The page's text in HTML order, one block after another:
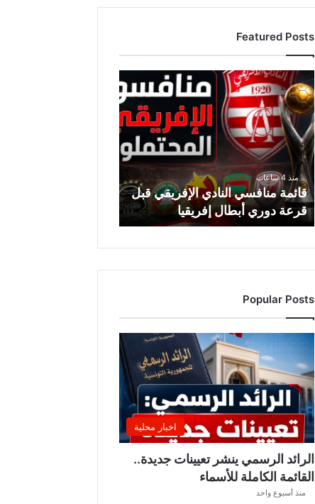
Featured Posts
ق
ا
ئ
م
ة
م
ن
ا
ف
س
ي
ن
د
ي
ا
ف
ر
ي
ق
ي
ب
ل
منذ 4 ساعات
قائمة منافسي النادي الإفريقي قبل
قرعة دوري أبطال إفريقيا
Popular Posts
اخبار محلية
الرائد الرسمي ينشر تعيينات جديدة..
القائمة الكاملة للأسماء
منذ أسبوع واحد